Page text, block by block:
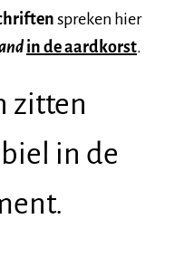
spreken hier
in de aardkorst.
zitten
in de